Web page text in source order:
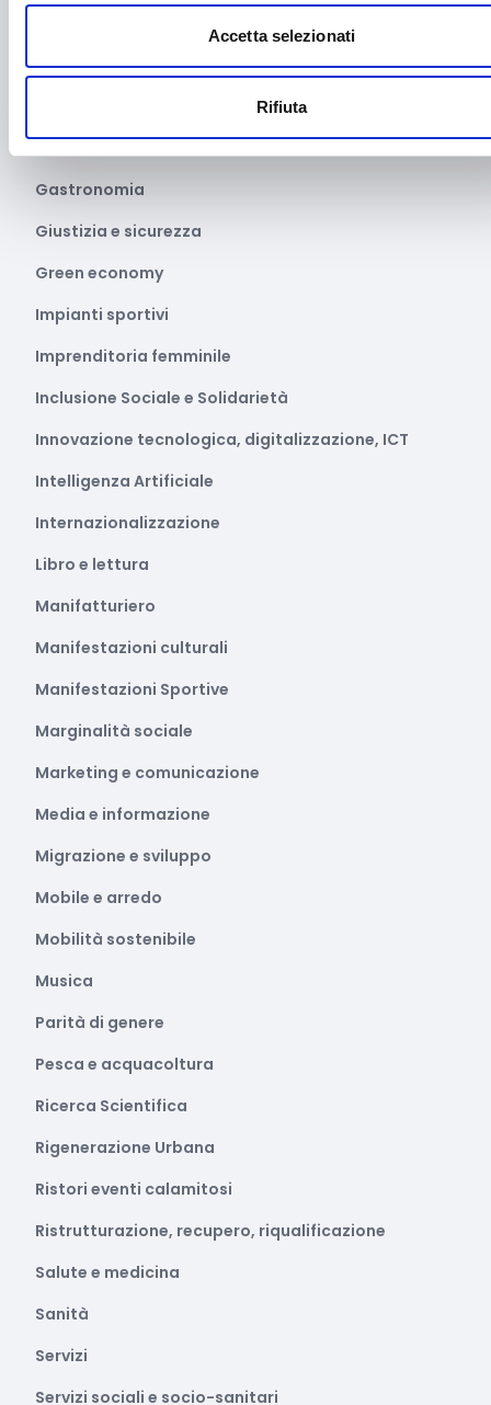
Accetta selezionati
Rifiuta
Fiere ed eventi
Gastronomia
Giustizia e sicurezza
Green economy
Impianti sportivi
Imprenditoria femminile
Inclusione Sociale e Solidarietà
Innovazione tecnologica, digitalizzazione, ICT
Intelligenza Artificiale
Internazionalizzazione
Libro e lettura
Manifatturiero
Manifestazioni culturali
Manifestazioni Sportive
Marginalità sociale
Marketing e comunicazione
Media e informazione
Migrazione e sviluppo
Mobile e arredo
Mobilità sostenibile
Musica
Parità di genere
Pesca e acquacoltura
Ricerca Scientifica
Rigenerazione Urbana
Ristori eventi calamitosi
Ristrutturazione, recupero, riqualificazione
Salute e medicina
Sanità
Servizi
Servizi sociali e socio-sanitari